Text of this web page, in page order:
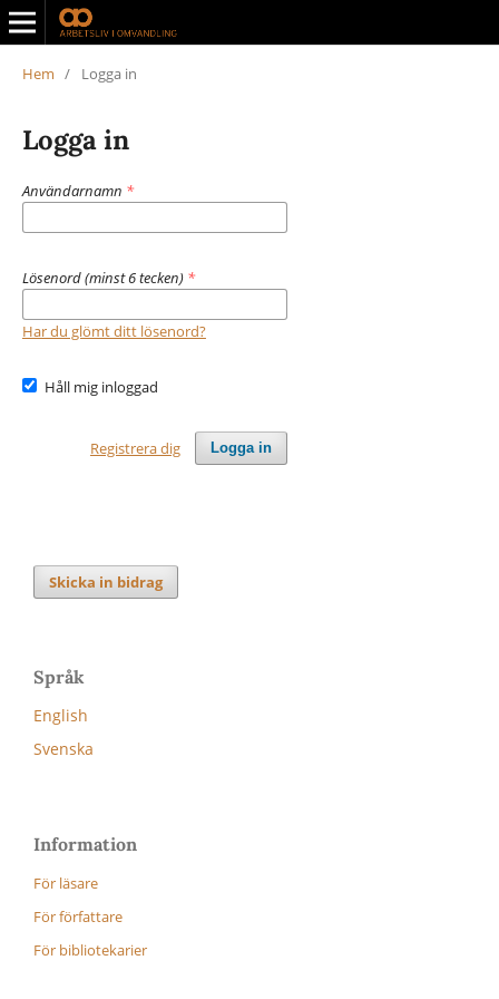
Hem / Logga in
Logga in
Användarnamn *
Lösenord (minst 6 tecken) *
Har du glömt ditt lösenord?
Håll mig inloggad
Logga in
Registrera dig
Skicka in bidrag
Språk
English
Svenska
Information
För läsare
För författare
För bibliotekarier